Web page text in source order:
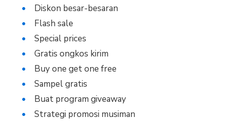
Diskon besar-besaran
Flash sale
Special prices
Gratis ongkos kirim
Buy one get one free
Sampel gratis
Buat program giveaway
Strategi promosi musiman